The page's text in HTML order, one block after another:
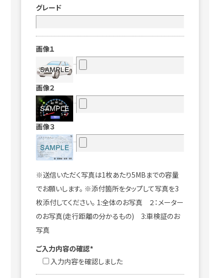
グレード
画像１
画像２
画像３
※送信いただく写真は1枚あたり5MBまでの容量
でお願いします。 ※添付箇所をタップして写真を3
枚添付してください。 1:全体のお写真 ２：メーター
のお写真(走行距離の分かるもの) 3:車検証のお
写真
ご入力内容の確認*
入力内容を確認しました